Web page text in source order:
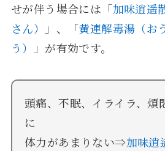
せが伴う場合には「加味逍遥
さん）
」、「黄連解毒湯（お
う）
」が有効です。
頭痛、不眠、イライラ、煩
に
体力があまりない⇒加味逍